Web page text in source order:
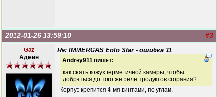
#3
2012-01-26 13:59:10
Gaz
Админ
Re: IMMERGAS Eolo Star - ошибка 11
Andrey911 пишет:
как снять кожух герметичной камеры, чтобы
добраться до того же реле продуктов сгорания?
Корпус крепится 4-мя винтами, по углам.